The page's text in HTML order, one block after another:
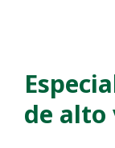
de alto